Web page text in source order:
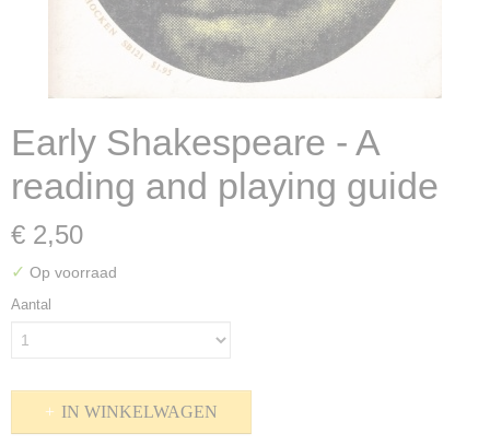
Early Shakespeare - A
reading and playing guide
€ 2,50
✓ Op voorraad
Aantal
IN WINKELWAGEN